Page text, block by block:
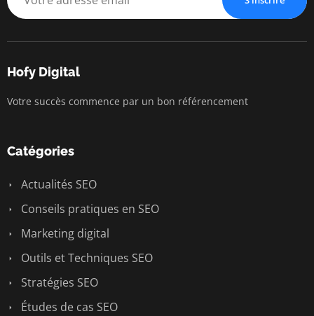
Hofy Digital
Votre succès commence par un bon référencement
Catégories
Actualités SEO
Conseils pratiques en SEO
Marketing digital
Outils et Techniques SEO
Stratégies SEO
Études de cas SEO